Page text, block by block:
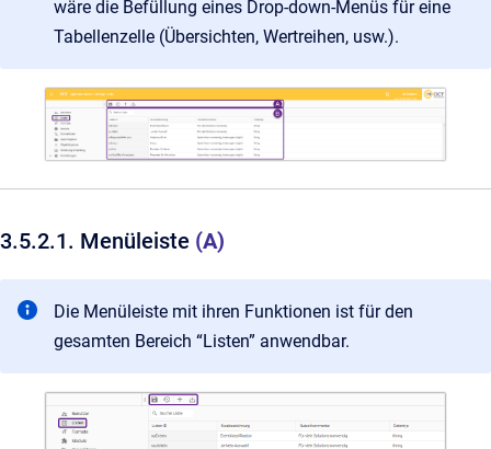
wäre die Befüllung eines Drop-down-Menüs für eine
Tabellenzelle (Übersichten, Wertreihen, usw.).
3.5.2.1. Menüleiste (A)
Die Menüleiste mit ihren Funktionen ist für den
gesamten Bereich “Listen” anwendbar.